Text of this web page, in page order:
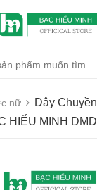
nữ
Dây
HIỂU MINH